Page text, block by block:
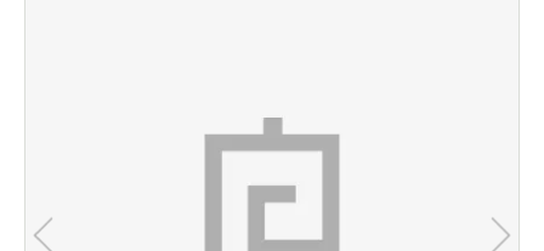
お気に入り機能の活用方法